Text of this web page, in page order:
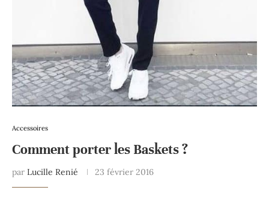
Accessoires
Comment porter les Baskets ?
par Lucille Renié 23 février 2016